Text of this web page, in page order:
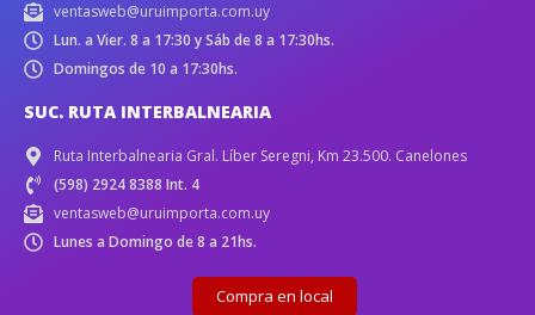
ventasweb@uruimporta.com.uy
Lun. a Vier. 8 a 17:30 y Sáb de 8 a 17:30hs.
Domingos de 10 a 17:30hs.
SUC. RUTA INTERBALNEARIA
Ruta Interbalnearia Gral. Líber Seregni, Km 23.500. Canelones
(598) 2924 8388 Int. 4
ventasweb@uruimporta.com.uy
Lunes a Domingo de 8 a 21hs.
Compra en local